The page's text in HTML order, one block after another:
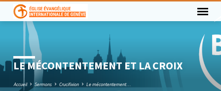
LE MÉCONTENTEMENT ET LA CROIX
Accueil Sermons Crucifixion
Le mécontentement…